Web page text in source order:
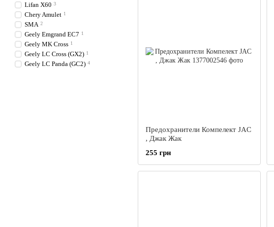
Предохранители Компелект JAC
, Джак Жак
255 грн
Lifan X60 3
Chery Amulet 1
SMA 2
Geely Emgrand EC7 1
Geely MK Cross 1
Geely LC Cross (GX2) 1
Geely LC Panda (GC2) 4